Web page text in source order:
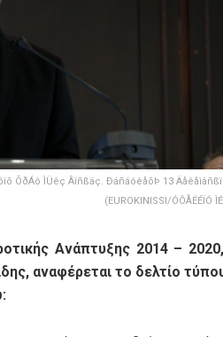
ÕðÁô ÌÜêç Âïñßäç. ÐáñáóêåõÞ 13
(EUROKINISSI/ÓÔÅËÉÏÓ
Ανάπτυξης 2014 –
αναφέρεται το δελτίο